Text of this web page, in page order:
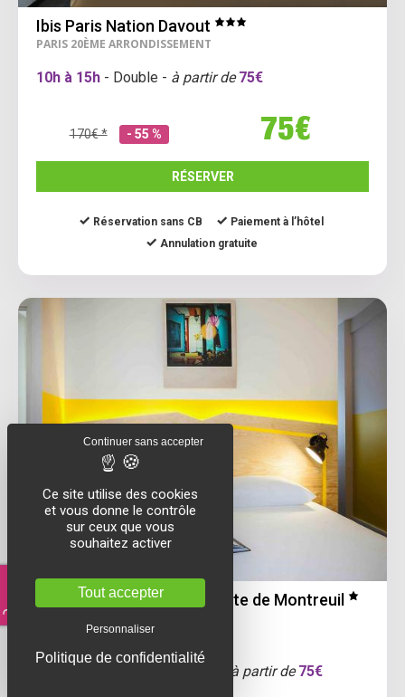
Ibis Paris Nation Davout
PARIS 20ÈME ARRONDISSEMENT
10h à 15h - Double - à partir de 75€
170€ * - 55 % 75€
RÉSERVER
Réservation sans CB
Paiement à l’hôtel
Annulation gratuite
Ibis Styles Paris Nation Porte de Montreuil
PARIS 20ÈME ARRONDISSEMENT
à partir de 75€
Ce site utilise des cookies
et vous donne le contrôle
sur ceux que vous
souhaitez activer
Tout accepter
Continuer sans accepter
Personnaliser
Politique de confidentialité